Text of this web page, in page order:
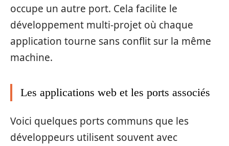
occupe un autre port. Cela facilite le
développement multi-projet où chaque
application tourne sans conflit sur la même
machine.
Les applications web et les ports associés
Voici quelques ports communs que les
développeurs utilisent souvent avec